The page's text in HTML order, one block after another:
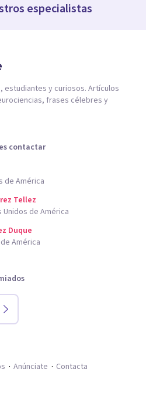
especialistas
estudiantes y curiosos. Artículos
frases célebres y
contactar
de América
Tellez
Unidos de América
Duque
América
Anúnciate Contacta